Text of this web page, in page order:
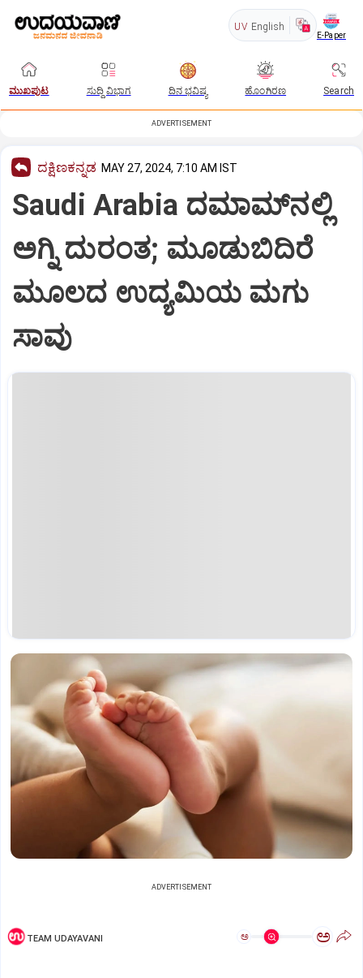
UV English
E-Paper
ಮುಖಪುಟ ಸುದ್ದಿ ವಿಭಾಗ ದಿನ ಭವಿಷ್ಯ ಹೊಂಗಿರಣ Search
ADVERTISEMENT
ದಕ್ಷಿಣಕನ್ನಡ MAY 27, 2024, 7:10 AM IST
Saudi Arabia ದಮಾಮ್‌ನಲ್ಲಿ
ಅಗ್ನಿ ದುರಂತ; ಮೂಡುಬಿದಿರೆ
ಮೂಲದ ಉದ್ಯಮಿಯ ಮಗು
ಸಾವು
ADVERTISEMENT
TEAM UDAYAVANI ಅ ಅ